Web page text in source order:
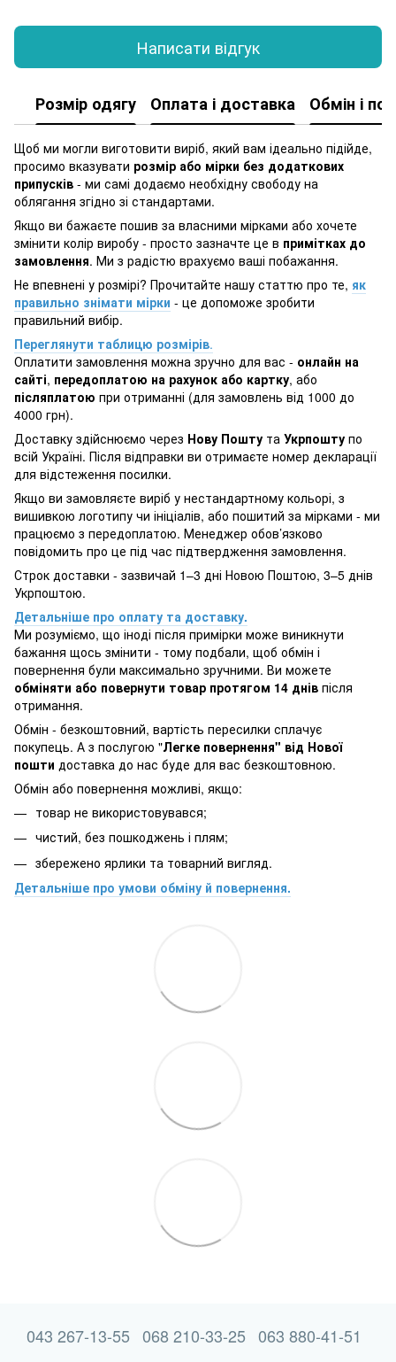
Написати відгук
Розмір одягу Оплата і доставка Обмін і
Щоб ми могли виготовити виріб, який вам ідеально підійде,
просимо вказувати розмір або мірки без додаткових
припусків - ми самі додаємо необхідну свободу на
облягання згідно зі стандартами.
Якщо ви бажаєте пошив за власними мірками або хочете
змінити колір виробу - просто зазначте це в примітках до
замовлення. Ми з радістю врахуємо ваші побажання.
Не впевнені у розмірі? Прочитайте нашу статтю про те, як
правильно знімати мірки - це допоможе зробити
правильний вибір.
Переглянути таблицю розмірів.
Оплатити замовлення можна зручно для вас - онлайн на
сайті, передоплатою на рахунок або картку, або
післяплатою при отриманні (для замовлень від 1000 до
4000 грн).
Доставку здійснюємо через Нову Пошту та Укрпошту по
всій Україні. Після відправки ви отримаєте номер декларації
для відстеження посилки.
Якщо ви замовляєте виріб у нестандартному кольорі, з
вишивкою логотипу чи ініціалів, або пошитий за мірками - ми
працюємо з передоплатою. Менеджер обов’язково
повідомить про це під час підтвердження замовлення.
Строк доставки - зазвичай 1–3 дні Новою Поштою, 3–5 днів
Укрпоштою.
Детальніше про оплату та доставку.
Ми розуміємо, що іноді після примірки може виникнути
бажання щось змінити - тому подбали, щоб обмін і
повернення були максимально зручними. Ви можете
обміняти або повернути товар протягом 14 днів після
отримання.
Обмін - безкоштовний, вартість пересилки сплачує
покупець. А з послугою "Легке повернення" від Нової
пошти доставка до нас буде для вас безкоштовною.
Обмін або повернення можливі, якщо:
товар не використовувався;
чистий, без пошкоджень і плям;
збережено ярлики та товарний вигляд.
Детальніше про умови обміну й повернення.
043 267-13-55 068 210-33-25 063 880-41-51